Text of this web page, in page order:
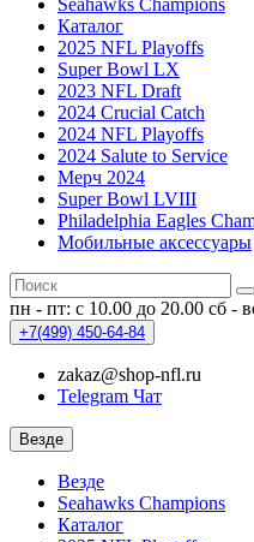
Каталог
2025 NFL Playoffs
Super Bowl LX
2023 NFL Draft
2024 Crucial Catch
2024 NFL Playoffs
2024 Salute to Service
Мерч 2024
Super Bowl LVIII
Philadelphia Eagles
Мобильные аксессуары
пн - пт: с 10.00 до 20.00 сб -
+7(499) 450-64-84
zakaz@shop-nfl.ru
Telegram Чат
Везде
Везде
Seahawks Champions
Каталог